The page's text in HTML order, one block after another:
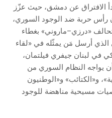
الافتراق عن دمشق، حيث عزّز
رأس حربة ضد الوجود السوري،
«درزي–ماروني» بغطاء
أرسل مَن يمثّله في «لقاء
في لبنان جيفري فيلتمان،
يواجه النظام السوري من
و«الكتائب» و«الوطنيون
مسيحية مناهضة للوجود